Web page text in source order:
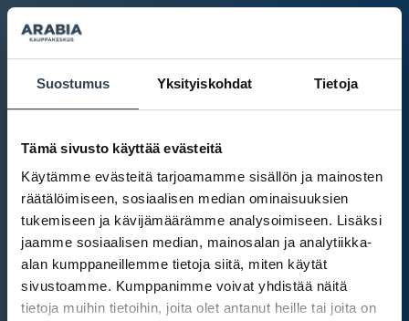
Suostumus Yksityiskohdat Tietoja
Tämä sivusto käyttää evästeitä
Käytämme evästeitä tarjoamamme sisällön ja mainosten
räätälöimiseen, sosiaalisen median ominaisuuksien
tukemiseen ja kävijämäärämme analysoimiseen. Lisäksi
jaamme sosiaalisen median, mainosalan ja analytiikka-
alan kumppaneillemme tietoja siitä, miten käytät
sivustoamme. Kumppanimme voivat yhdistää näitä
tietoja muihin tietoihin, joita olet antanut heille tai joita on